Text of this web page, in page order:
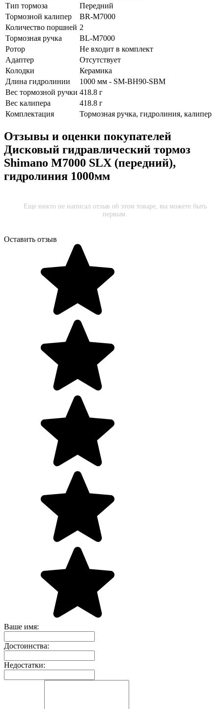
Тип тормоза
Передний
Тормозной калипер
BR-M7000
Количество поршней 2
Тормозная ручка
BL-M7000
Ротор
Не входит в комплект
Адаптер
Отсутствует
Колодки
Керамика
Длина гидролинии
1000 мм - SM-BH90-SBM
Вес тормозной ручки 418.8 г
Вес калипера
418.8 г
Комплектация
Тормозная ручка, гидролиния, калипер
Отзывы и оценки покупателей
Дисковый гидравлический тормоз
Shimano M7000 SLX (передний),
гидролиния 1000мм
Еще никто не написал отзыв об этом товаре, вы можете быть
первым.
Оставить отзыв
Ваше имя:
Достоинства:
Недостатки: